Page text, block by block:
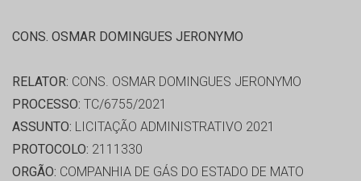
CONS. OSMAR DOMINGUES JERONYMO
RELATOR: CONS. OSMAR DOMINGUES JERONYMO
PROCESSO: TC/6755/2021
ASSUNTO: LICITAÇÃO ADMINISTRATIVO 2021
PROTOCOLO: 2111330
ORGÃO: COMPANHIA DE GÁS DO ESTADO DE MATO